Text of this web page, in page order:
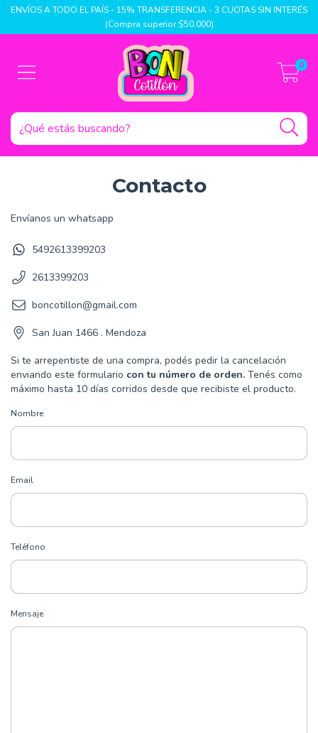
ENVÍOS A TODO EL PAÍS - 15% TRANSFERENCIA - 3 CUOTAS SIN INTERÉS
(Compra superior $50.000)
0
Contacto
Envíanos un whatsapp
5492613399203
2613399203
boncotillon@gmail.com
San Juan 1466 . Mendoza
Si te arrepentiste de una compra, podés pedir la cancelación
enviando este formulario con tu número de orden. Tenés como
máximo hasta 10 días corridos desde que recibiste el producto.
Nombre
Email
Teléfono
Mensaje